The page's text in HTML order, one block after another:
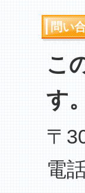
問い
こ
す。
〒
電